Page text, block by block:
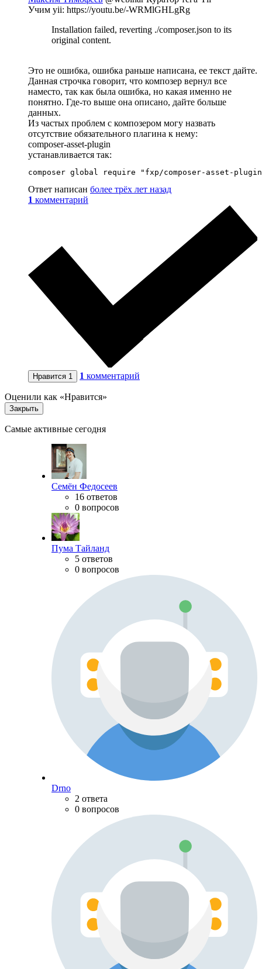
Учим yii: https://youtu.be/-WRMlGHLgRg
Installation failed, reverting ./composer.json to its
original content.
Это не ошибка, ошибка раньше написана, ее текст дайте.
Данная строчка говорит, что композер вернул все
наместо, так как была ошибка, но какая именно не
понятно. Где-то выше она описано, дайте больше
данных.
Из частых проблем с композером могу назвать
отсутствие обязательного плагина к нему:
composer-asset-plugin
устанавливается так:
composer global require "fxp/composer-asset-
Ответ написан более трёх лет назад
1 комментарий
Нравится 1 1 комментарий
Оценили как «Нравится»
Закрыть
Самые активные сегодня
Семён Федосеев
16 ответов
0 вопросов
Пума Тайланд
5 ответов
0 вопросов
Drno
2 ответа
0 вопросов